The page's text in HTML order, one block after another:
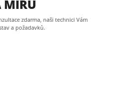
MÍRU
zdarma, naši technici Vám
a požadavků.